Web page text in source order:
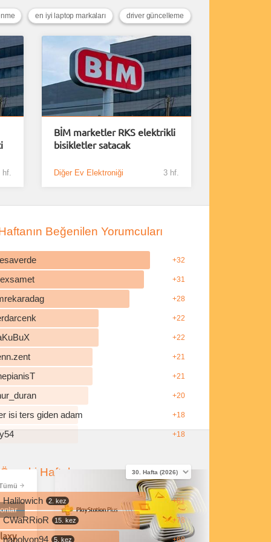
driver güncelleme
en iyi laptop markaları
hf.
BİM marketler RKS elektrikli
bisikletler satacak
Diğer Ev Elektroniği 3 hf.
Beğenilen Yorumcuları
+32
+31
+28
+22
+22
+21
+21
+20
isi ters giden adam +18
+18
Haftalar
Halilowich 2. kez +81
CWaRRioR 15. kez +78
napolyon94 5. kez +68